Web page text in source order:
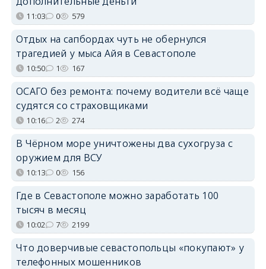
11:03 0 579
Отдых на сапбордах чуть не обернулся
трагедией у мыса Айя в Севастополе
10:50 1 167
ОСАГО без ремонта: почему водители всё чаще
судятся со страховщиками
10:16 2 274
В Чёрном море уничтожены два сухогруза с
оружием для ВСУ
10:13 0 156
Где в Севастополе можно заработать 100
тысяч в месяц
10:02 7 2199
Что доверчивые севастопольцы «покупают» у
телефонных мошенников